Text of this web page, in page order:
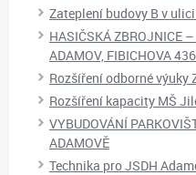
Zateplení budovy B v ulici
HASIČSKÁ ZBROJNICE
ADAMOV, FIBICHOVA
Rozšíření odborné výuky
Rozšíření kapacity MŠ
VYBUDOVÁNÍ
ADAMOVĚ
Technika pro JSDH